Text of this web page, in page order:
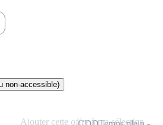
non-accessible)
Ajouter cette offre à ma sélection